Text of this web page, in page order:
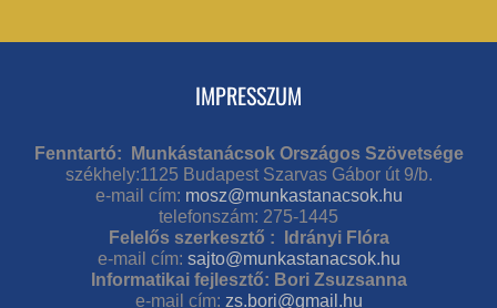
IMPRESSZUM
Fenntartó: Munkástanácsok Országos Szövetsége
székhely:1125 Budapest Szarvas Gábor út 9/b.
e-mail cím: mosz@munkastanacsok.hu
telefonszám: 275-1445
Felelős szerkesztő : Idrányi Flóra
e-mail cím: sajto@munkastanacsok.hu
Informatikai fejlesztő: Bori Zsuzsanna
e-mail cím: zs.bori@gmail.hu